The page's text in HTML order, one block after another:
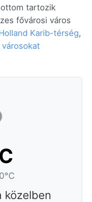
tartozik
fővárosi város
Karib-térség,
közelben